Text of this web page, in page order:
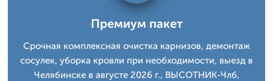
Премиум пакет
Срочная комплексная очистка карнизов, демонтаж
сосулек, уборка кровли при необходимости, выезд в
Челябинске в августе 2026 г., ВЫСОТНИК-Члб,